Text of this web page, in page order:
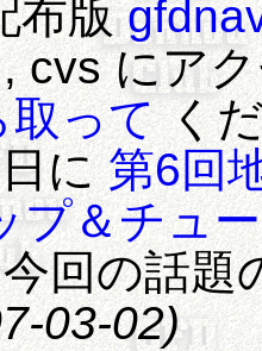
布版
cvs にア
取ってく
に第6回
プ＆チュ
回の話題
03-02)